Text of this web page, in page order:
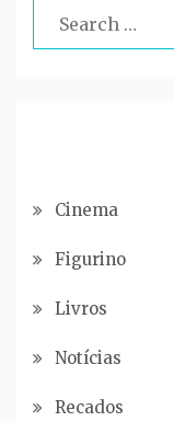
for:
Cinema
Figurino
Livros
Notícias
Recados